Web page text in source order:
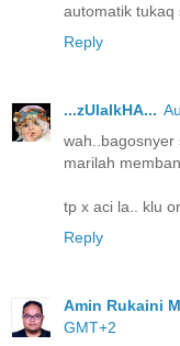
automatik tukaq
Reply
...zUlaIkHA...
wah..bagosnyer
marilah
tp x aci la.. klu
Reply
Amin Rukaini
GMT+2